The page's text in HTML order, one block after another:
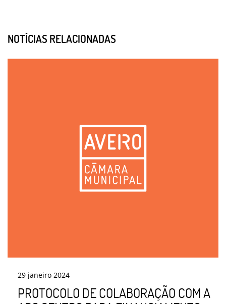
NOTÍCIAS RELACIONADAS
29 janeiro 2024
PROTOCOLO DE COLABORAÇÃO COM A